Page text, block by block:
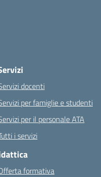
docenti
per famiglie e studenti
per il personale ATA
i servizi
formativa